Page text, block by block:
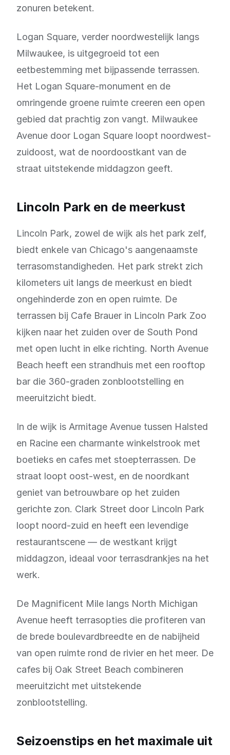
zonuren betekent.
Logan Square, verder noordwestelijk langs
Milwaukee, is uitgegroeid tot een
eetbestemming met bijpassende terrassen.
Het Logan Square-monument en de
omringende groene ruimte creeren een open
gebied dat prachtig zon vangt. Milwaukee
Avenue door Logan Square loopt noordwest-
zuidoost, wat de noordoostkant van de
straat uitstekende middagzon geeft.
Lincoln Park en de meerkust
Lincoln Park, zowel de wijk als het park zelf,
biedt enkele van Chicago's aangenaamste
terrasomstandigheden. Het park strekt zich
kilometers uit langs de meerkust en biedt
ongehinderde zon en open ruimte. De
terrassen bij Cafe Brauer in Lincoln Park Zoo
kijken naar het zuiden over de South Pond
met open lucht in elke richting. North Avenue
Beach heeft een strandhuis met een rooftop
bar die 360-graden zonblootstelling en
meeruitzicht biedt.
In de wijk is Armitage Avenue tussen Halsted
en Racine een charmante winkelstrook met
boetieks en cafes met stoepterrassen. De
straat loopt oost-west, en de noordkant
geniet van betrouwbare op het zuiden
gerichte zon. Clark Street door Lincoln Park
loopt noord-zuid en heeft een levendige
restaurantscene — de westkant krijgt
middagzon, ideaal voor terrasdrankjes na het
werk.
De Magnificent Mile langs North Michigan
Avenue heeft terrasopties die profiteren van
de brede boulevardbreedte en de nabijheid
van open ruimte rond de rivier en het meer. De
cafes bij Oak Street Beach combineren
meeruitzicht met uitstekende
zonblootstelling.
Seizoenstips en het maximale uit